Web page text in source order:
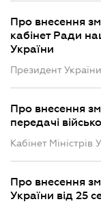
Про внесення
кабінет Ради
України
Президент
Про внесення
передачі
Кабінет Міністрів
Про внесення
України від 25